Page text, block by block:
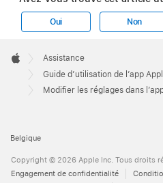
Oui Non
Footer

Apple
Assistance
Guide d’utilisation de l’app
Modifier les réglages dans
Belgique
Copyright © 2026 Apple Inc. Tous droits
Engagement de confidentialité